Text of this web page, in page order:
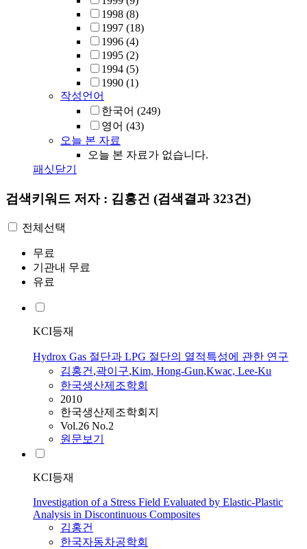
1998 (8)
1997 (18)
1996 (4)
1995 (2)
1994 (5)
1990 (1)
작성언어
한국어 (249)
영어 (43)
오늘 본 자료
오늘 본 자료가 없습니다.
패싯닫기
검색키워드 저자 : 김홍건 (검색결과 323건)
전체선택
무료
기관내 무료
유료
KCI등재
Hydrox Gas 절단과 LPG 절단의 열적특성에 관한 연구
김홍건,곽이구,Kim, Hong-Gun,Kwac, Lee-Ku
한국생산제조학회
2010
한국생산제조학회지
Vol.26 No.2
원문보기
KCI등재
Investigation of a Stress Field Evaluated by Elastic-Plastic
Analysis in Discontinuous Composites
김홍건
한국자동차공학회